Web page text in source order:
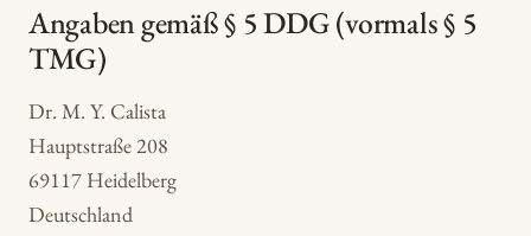
Angaben gemäß § 5 DDG (vormals § 5
TMG)
Dr. M. Y. Calista
Hauptstraße 208
69117 Heidelberg
Deutschland